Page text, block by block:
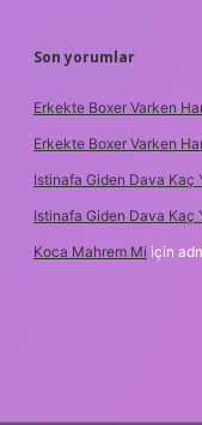
Son yorumlar
Erkekte Boxer Varken
Erkekte Boxer Varken
Istinafa Giden Dava Kaç
Istinafa Giden Dava Kaç
Koca Mahrem Mi için